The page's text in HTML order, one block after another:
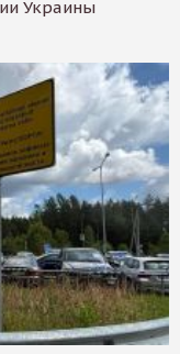
Украины